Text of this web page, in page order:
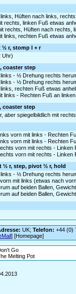
Hüften nach links,
rechts, linken Fuß etwas
rechts, Hüften nach rechts,
links, rechten Fuß etwas
½ r, stomp l + r
Uhr)
coaster step
- ½ Drehung rechts
- ½ Drehung rechts
rechten Fuß etwas
links - Rechten Fuß an
coaster step
aber spiegelbildlich mit
vorn mit links - Rechten
vorn mit links - Rechten
vorn mit rechts - Linken
vorn mit rechts -
½ r, step, pivot ½ r, hold
- ½ Drehung rechts
mit links (etwas nach
auf beiden Ballen,
auf beiden Ballen,
UK;Telefon: +44 (0)
] [Homepage]
Go
Melting Pot